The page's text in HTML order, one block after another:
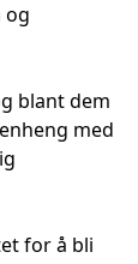
og
blant dem
med
for å bli